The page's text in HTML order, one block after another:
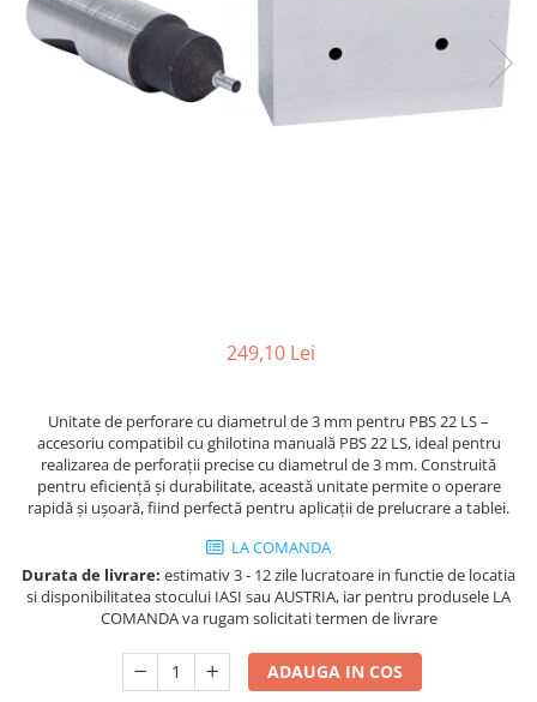
Strunguri pentru metal
Strunguri CNC
Strunguri cu cutie de viteze
si coloana
Masini de gaurit cu angrenaj, masa
si coloana
Masini de gaurit cu coloana
Masini de gaurit cu coloana si
curea de distributie
Masini de gaurit cu stand si
249,10 Lei
Unitate de perforare cu diametrul de 3 mm pentru PBS 22 LS –
accesoriu compatibil cu ghilotina manuală PBS 22 LS, ideal pentru
realizarea de perforații precise cu diametrul de 3 mm. Construită
pentru eficiență și durabilitate, această unitate permite o operare
rapidă și ușoară, fiind perfectă pentru aplicații de prelucrare a tablei.
LA COMANDA
Durata de livrare: estimativ 3 - 12 zile lucratoare in functie de locatia
si disponibilitatea stocului IASI sau AUSTRIA, iar pentru produsele LA
COMANDA va rugam solicitati termen de livrare
ADAUGA IN COS